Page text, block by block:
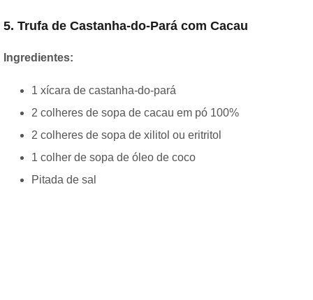
5. Trufa de Castanha-do-Pará com Cacau
Ingredientes:
1 xícara de castanha-do-pará
2 colheres de sopa de cacau em pó 100%
2 colheres de sopa de xilitol ou eritritol
1 colher de sopa de óleo de coco
Pitada de sal